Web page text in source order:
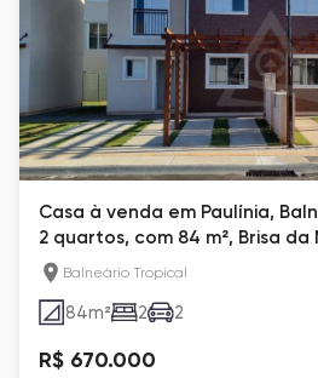
Casa à venda em Paulínia,
2 quartos, com 84 m², Brisa
Balneário Tropical
84m² 2 2
R$ 670.000